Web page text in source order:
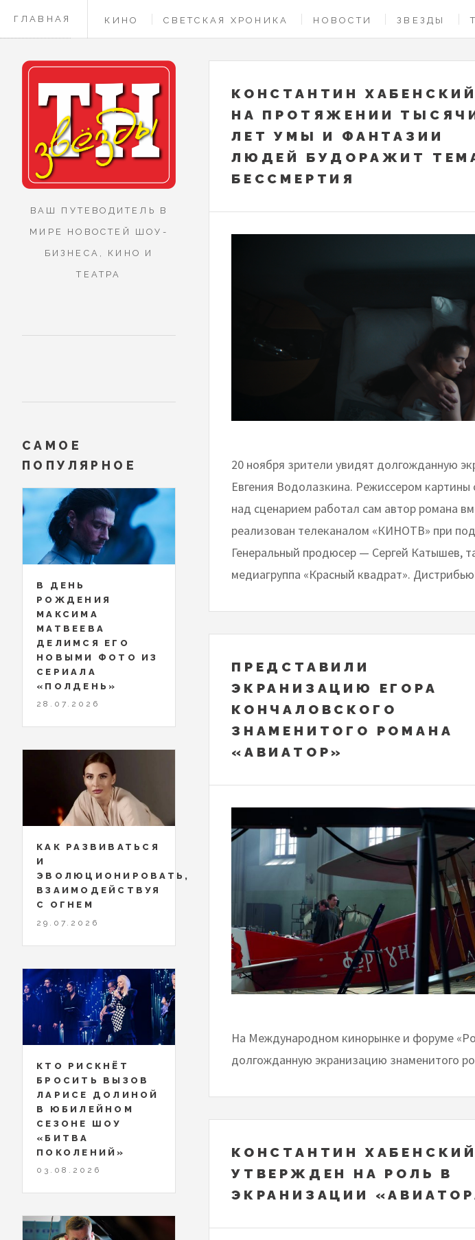
ГЛАВНАЯ КИНО СВЕТСКАЯ ХРОНИКА НОВОСТИ ЗВЕЗДЫ
КОНТАКТЫ
КОНСТАНТИН
НА ПРОТЯЖЕНИИ
ЛЕТ УМЫ И ФАНТАЗИИ
ЛЮДЕЙ БУДОРАЖИТ
БЕССМЕРТИЯ
20 ноября зрители увидят долгожданную
Евгения Водолазкина. Режиссером
над сценарием работал сам автор романа
реализован телеканалом «КИНОТВ» при
Генеральный продюсер — Сергей Катышев,
медиагруппа «Красный квадрат».
ПРЕДСТАВИЛИ
ЭКРАНИЗАЦИЮ ЕГОРА
КОНЧАЛОВСКОГО
ЗНАМЕНИТОГО РОМАНА
«АВИАТОР»
На Международном кинорынке и форуме
долгожданную экранизацию знаменитого
КОНСТАНТИН ХАБЕНСКИЙ
УТВЕРЖДЕН НА РОЛЬ В
ЭКРАНИЗАЦИИ
ВАШ ПУТЕВОДИТЕЛЬ В
МИРЕ НОВОСТЕЙ ШОУ-
БИЗНЕСА, КИНО И
ТЕАТРА
САМОЕ
ПОПУЛЯРНОЕ
В ДЕНЬ
РОЖДЕНИЯ
МАКСИМА
МАТВЕЕВА
ДЕЛИМСЯ ЕГО
НОВЫМИ ФОТО ИЗ
СЕРИАЛА
«ПОЛДЕНЬ»
28.07.2026
КАК РАЗВИВАТЬСЯ
И
ЭВОЛЮЦИОНИРОВАТЬ,
ВЗАИМОДЕЙСТВУЯ
С ОГНЕМ
29.07.2026
КТО РИСКНЁТ
БРОСИТЬ ВЫЗОВ
ЛАРИСЕ ДОЛИНОЙ
В ЮБИЛЕЙНОМ
СЕЗОНЕ ШОУ
«БИТВА
ПОКОЛЕНИЙ»
03.08.2026